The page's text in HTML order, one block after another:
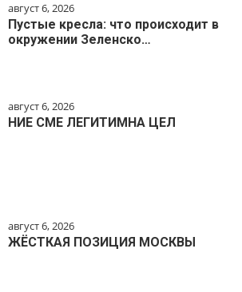
август 6, 2026
Пустые кресла: что происходит в
окружении Зеленско…
август 6, 2026
НИЕ СМЕ ЛЕГИТИМНА ЦЕЛ
август 6, 2026
ЖЁСТКАЯ ПОЗИЦИЯ МОСКВЫ